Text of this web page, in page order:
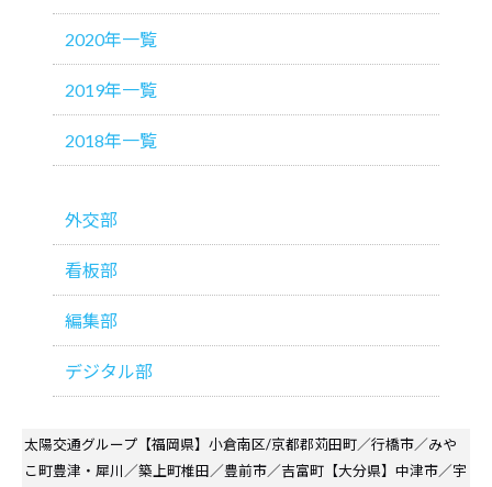
2020年一覧
2019年一覧
2018年一覧
外交部
看板部
編集部
デジタル部
太陽交通グループ 【福岡県】小倉南区/京都郡苅田町／行橋市／みや
こ町豊津・犀川／築上町椎田／豊前市／吉富町【大分県】中津市／宇